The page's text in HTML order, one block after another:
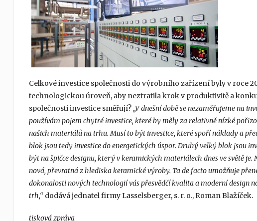
Celkové investice společnosti do výrobního zařízení byly v roce
technologickou úroveň, aby neztratila krok v produktivitě a
společnosti investice směřují? „V dnešní době se nezaměřujeme na
používám pojem chytré investice, které by měly za relativně nízké
našich materiálů na trhu. Musí to být investice, které spoří náklady a
blok jsou tedy investice do energetických úspor. Druhý velký blok jsou
být na špičce designu, který v keramických materiálech dnes ve světě
nová, převratná z hlediska keramické výroby. Ta de facto umožňuje
dokonalosti nových technologií vás přesvědčí kvalita a moderní design
trh,“ dodává jednatel firmy Lasselsberger, s. r. o., Roman Blažíček.
tisková zpráva